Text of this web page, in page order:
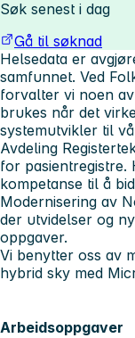
Søk senest i dag
Gå til søknad
Helsedata er
samfunnet. Ved
forvalter vi noen
brukes når det
systemutvikler til
Avdeling
for pasientregistre.
kompetanse til å
Modernisering av
der utvidelser og
oppgaver.
Vi benytter oss av
hybrid sky med
Arbeidsoppgaver